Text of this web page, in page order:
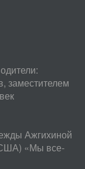
заместителем
Ажгихиной
«Мы все-